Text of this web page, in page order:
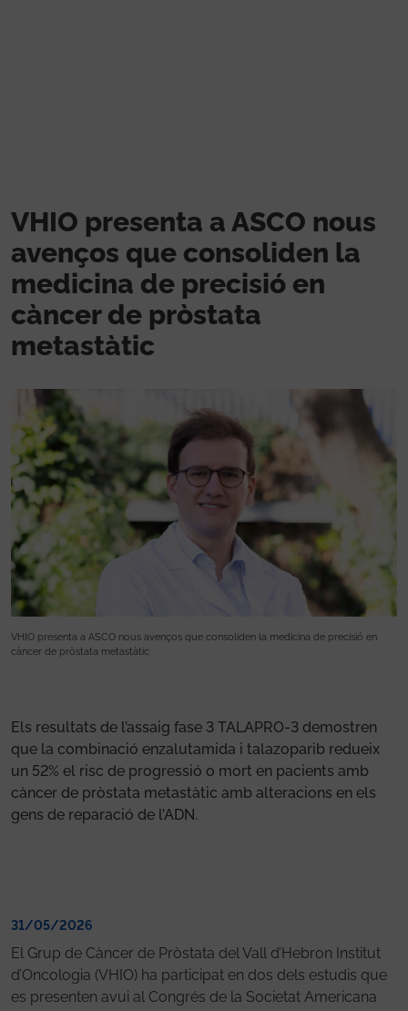
VHIO presenta a ASCO nous
avenços que consoliden la
medicina de precisió en
càncer de pròstata
metastàtic
VHIO presenta a ASCO nous avenços que consoliden la medicina de precisió en
càncer de pròstata metastàtic
Els resultats de l’assaig fase 3 TALAPRO-3 demostren
que la combinació enzalutamida i talazoparib redueix
un 52% el risc de progressió o mort en pacients amb
càncer de pròstata metastàtic amb alteracions en els
gens de reparació de l’ADN.
31/05/2026
El Grup de Càncer de Pròstata del Vall d’Hebron Institut
d’Oncologia (VHIO) ha participat en dos dels estudis que
es presenten avui al Congrés de la Societat Americana